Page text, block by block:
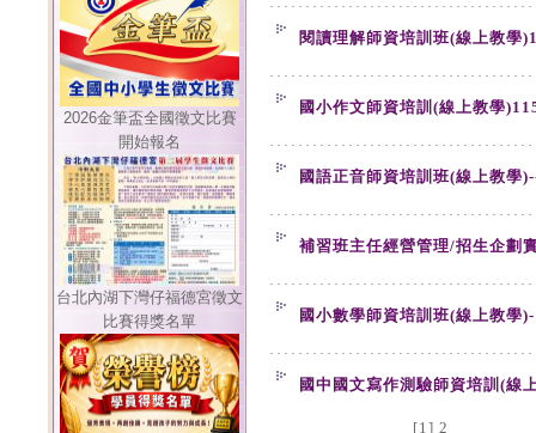
2026金筆盃全國徵文比賽
開始報名
台北內湖下灣仔福德宮徵文
比賽得獎名單
閱讀理解師資培訓班(線上教學
國小作文師資培訓(線上教學
國語正音師資培訓班(線上教學
補習班主任經營管理/招生企劃
國小數學師資培訓班(線上教學
國中國文寫作測驗師資培訓(線
[1] 2